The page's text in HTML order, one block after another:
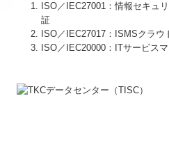
ISO／IEC27001：情報セキュ
証
ISO／IEC27017：ISMSクラ
ISO／IEC20000：ITサービス